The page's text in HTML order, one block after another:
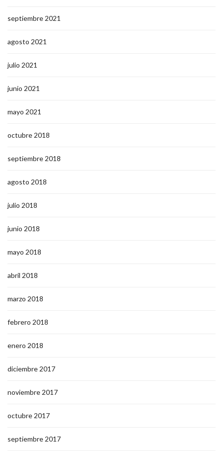
septiembre 2021
agosto 2021
julio 2021
junio 2021
mayo 2021
octubre 2018
septiembre 2018
agosto 2018
julio 2018
junio 2018
mayo 2018
abril 2018
marzo 2018
febrero 2018
enero 2018
diciembre 2017
noviembre 2017
octubre 2017
septiembre 2017